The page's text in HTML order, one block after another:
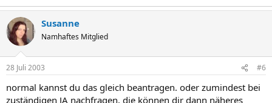
Susanne
Namhaftes Mitglied
28 Juli 2003 #6
normal kannst du das gleich beantragen. oder zumindest bei
zuständigen JA nachfragen. die können dir dann näheres